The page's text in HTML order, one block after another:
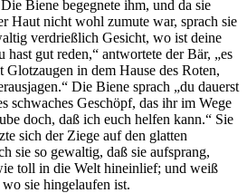
Biene begegnete ihm, und da sie
Haut nicht wohl zumute war, sprach sie
verdrießlich Gesicht, wo ist deine
gut reden,“ antwortete der Bär, „es
in dem Hause des Roten,
Die Biene sprach „du dauerst
schwaches Geschöpf, das ihr im Wege
doch, daß ich euch helfen kann.“ Sie
sich der Ziege auf den glatten
sie so gewaltig, daß sie aufsprang,
toll in die Welt hineinlief; und weiß
sie hingelaufen ist.